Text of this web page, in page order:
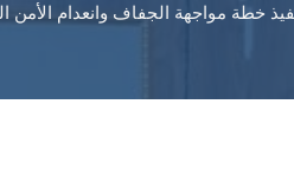
خطة مواجهة الجفاف وانعدام الأمن